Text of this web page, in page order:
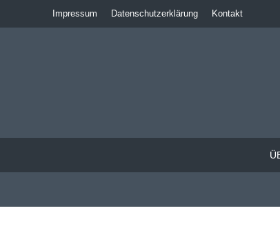
Impressum Datenschutzerklärung Kontakt